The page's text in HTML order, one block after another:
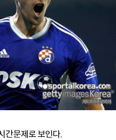
간문제로 보인다.